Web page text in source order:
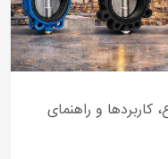
کاربردها و راهنمای